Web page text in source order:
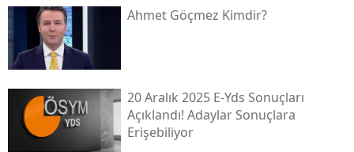
Ahmet Göçmez Kimdir?
20 Aralık 2025 E-Yds Sonuçları
Açıklandı! Adaylar Sonuçlara
Erişebiliyor